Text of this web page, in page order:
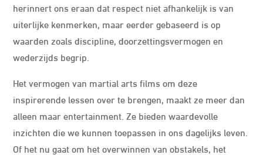
herinnert ons eraan dat respect niet afhankelijk is van
uiterlijke kenmerken, maar eerder gebaseerd is op
waarden zoals discipline, doorzettingsvermogen en
wederzijds begrip.
Het vermogen van martial arts films om deze
inspirerende lessen over te brengen, maakt ze meer dan
alleen maar entertainment. Ze bieden waardevolle
inzichten die we kunnen toepassen in ons dagelijks leven.
Of het nu gaat om het overwinnen van obstakels, het